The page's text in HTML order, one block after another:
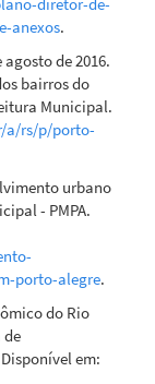
anexos.
agosto de 2016.
bairros do
Municipal.
a/rs/p/porto-
urbano
- PMPA.
porto-alegre.
do Rio
de
em: